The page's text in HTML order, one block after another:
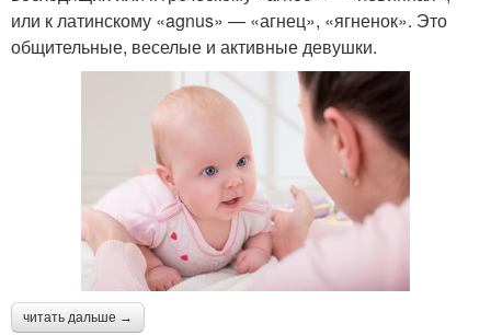
или к латинскому «agnus» — «агнец», «ягненок». Это
общительные, веселые и активные девушки.
читать дальше →